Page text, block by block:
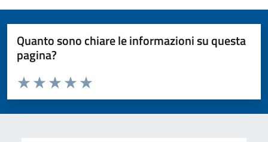
Quanto sono chiare le informazioni su questa
pagina?
Valuta da 1 a 5 stelle la pagina
Valuta 5 stelle su 5
Valuta 4 stelle su 5
Valuta 3 stelle su 5
Valuta 2 stelle su 5
Valuta 1 stelle su 5